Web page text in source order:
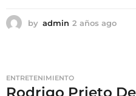
by admin 2 años ago
g
ENTRETENIMIENTO
Rodrigo Prieto